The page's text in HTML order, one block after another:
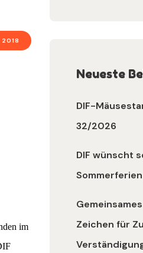
2018
im
Neueste
DIF-
32/2026
DIF wünscht
Zeichen für